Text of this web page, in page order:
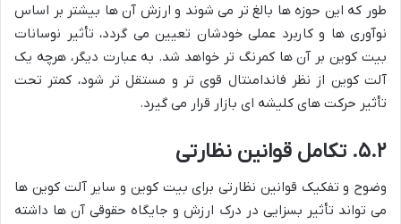
طور که این حوزه ها بالغ تر می شوند و ارزش آن ها بیشتر بر اساس
نوآوری ها و کاربرد عملی خودشان تعیین می گردد، تأثیر نوسانات
بیت کوین بر آن ها کمرنگ تر خواهد شد. به عبارت دیگر، هرچه یک
آلت کوین از نظر فاندامنتال قوی تر و مستقل تر شود، کمتر تحت
تأثیر حرکت های کلیشه ای بازار قرار می گیرد.
۵.۲. تکامل قوانین نظارتی
وضوح و تفکیک قوانین نظارتی برای بیت کوین و سایر آلت کوین ها
می تواند تأثیر بسزایی در درک ارزش و جایگاه حقوقی آن ها داشته